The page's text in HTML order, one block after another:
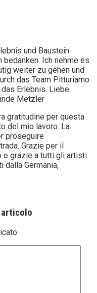
und Baustein
Ich nehme es
weiter zu gehen und
das Team Pitturiamo
Erlebnis. Liebe
Metzler
gratitudine per questa
del mio lavoro. La
proseguire
Grazie per il
e grazie a tutti gli artisti
dalla Germania,
articolo